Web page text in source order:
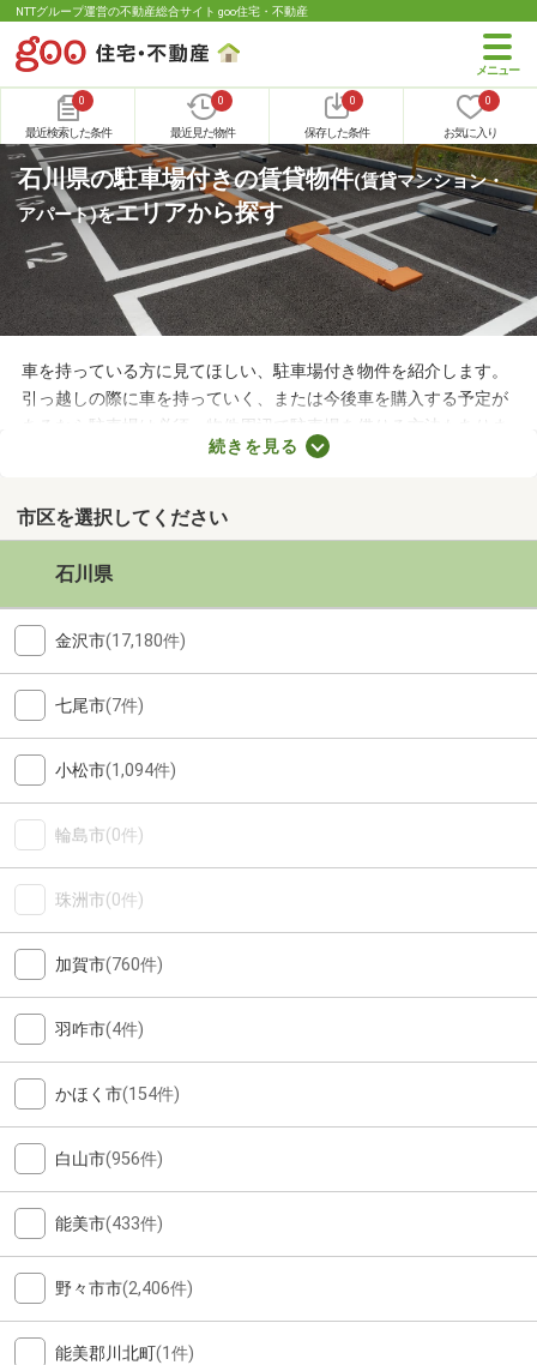
NTTグループ運営の不動産総合サイト goo住宅・不動産
0
最近検索した条件
0
最近見た物件
0
保存した条件
0
お気に入り
石川県の駐車場付きの賃貸物件(賃貸マンション・
アパート)をエリアから探す
車を持っている方に見てほしい、駐車場付き物件を紹介します。
引っ越しの際に車を持っていく、または今後車を購入する予定が
あるなら駐車場は必須。物件周辺で駐車場を借りる方法もありま
すが、月々の費用が割高になる恐れもあります。駐車場の費用を
気になるお部屋を探してみましょう。
続きを見る
市区を選択してください
石川県
金沢市(17,180件)
七尾市(7件)
小松市(1,094件)
輪島市(0件)
珠洲市(0件)
加賀市(760件)
羽咋市(4件)
かほく市(154件)
白山市(956件)
能美市(433件)
野々市市(2,406件)
能美郡川北町(1件)